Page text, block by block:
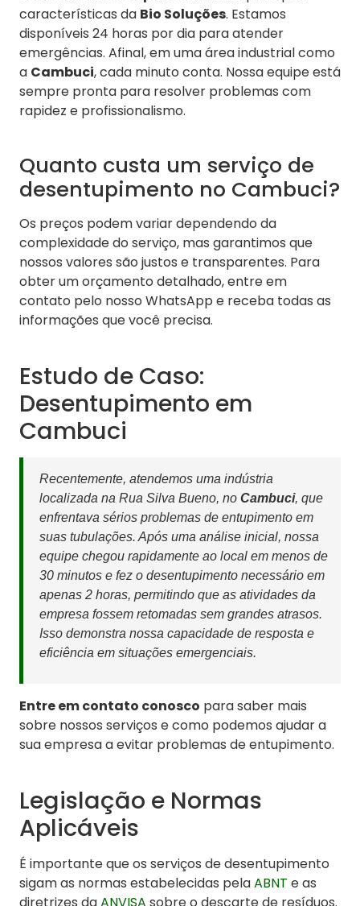
características da Bio Soluções. Estamos
disponíveis 24 horas por dia para atender
emergências. Afinal, em uma área industrial como
a Cambuci, cada minuto conta. Nossa equipe está
sempre pronta para resolver problemas com
rapidez e profissionalismo.
Quanto custa um serviço de
desentupimento no Cambuci?
Os preços podem variar dependendo da
complexidade do serviço, mas garantimos que
nossos valores são justos e transparentes. Para
obter um orçamento detalhado, entre em
contato pelo nosso WhatsApp e receba todas as
informações que você precisa.
Estudo de Caso:
Desentupimento em
Cambuci
Recentemente, atendemos uma indústria
localizada na Rua Silva Bueno, no Cambuci, que
enfrentava sérios problemas de entupimento em
suas tubulações. Após uma análise inicial, nossa
equipe chegou rapidamente ao local em menos de
30 minutos e fez o desentupimento necessário em
apenas 2 horas, permitindo que as atividades da
empresa fossem retomadas sem grandes atrasos.
Isso demonstra nossa capacidade de resposta e
eficiência em situações emergenciais.
Entre em contato conosco para saber mais
sobre nossos serviços e como podemos ajudar a
sua empresa a evitar problemas de entupimento.
Legislação e Normas
Aplicáveis
É importante que os serviços de desentupimento
sigam as normas estabelecidas pelaABNT e as